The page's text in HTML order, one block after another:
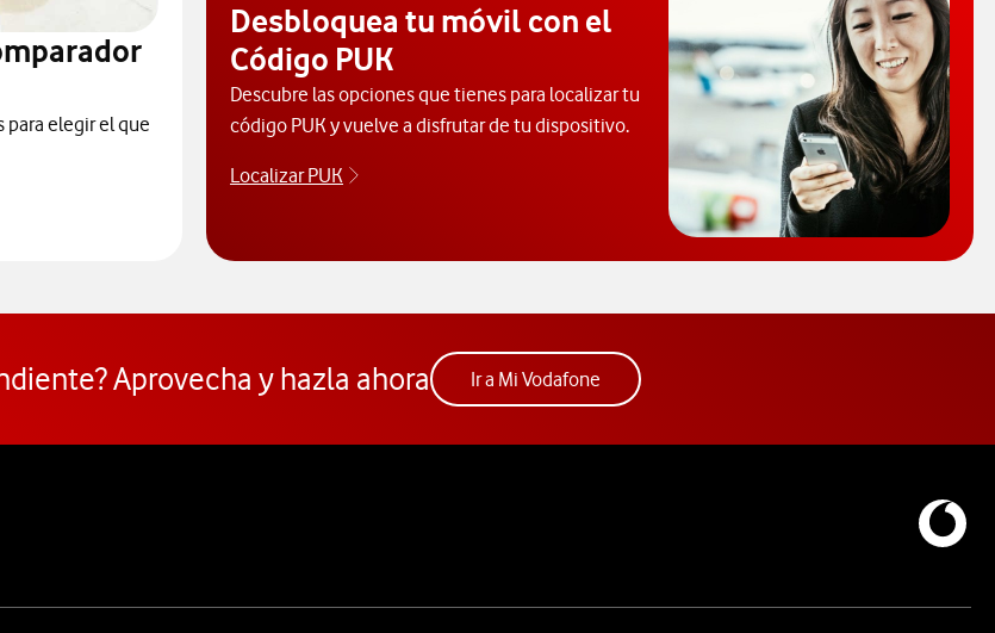
elegir el que
Desbloquea tu móvil con el
Código PUK
Descubre las opciones que tienes para localizar tu
código PUK y vuelve a disfrutar de tu dispositivo.
Localizar PUK
Para poder consultar el código PUK y desbloquear el móvil. Abre ventana
Aprovecha y hazla ahora Ir a Mi VodafoneAcceder a la app Mi Vodafone. Abre ventana